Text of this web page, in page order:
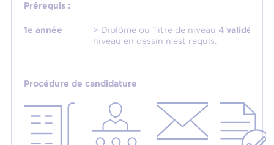
Prérequis :
1e année > Diplôme ou Titre de niveau 4 validé
niveau en dessin n'est requis.
Procédure de candidature